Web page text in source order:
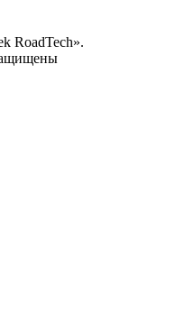
RoadTech».